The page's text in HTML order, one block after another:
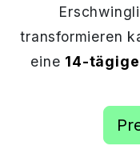
transformieren
eine 14-